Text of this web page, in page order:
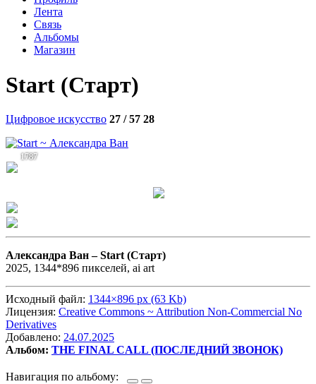
Лента
Связь
Альбомы
Магазин
Start (Старт)
Цифровое искусство 27 / 57 28
1787
Александра Ван –Start (Старт)
2025, 1344*896 пикселей, ai art
Исходный файл: 1344×896 px (63 Kb)
Лицензия: Creative Commons ~ Attribution Non-Commercial No
Derivatives
Добавлено: 24.07.2025
Альбом: THE FINAL CALL (ПОСЛЕДНИЙ ЗВОНОК)
Навигация по альбому: